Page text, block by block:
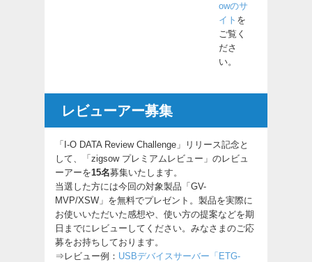
owのサ
イト を
ご覧く
ださ
い。
レビューアー募集
「I-O DATA Review Challenge」リリース記念と
して、「zigsow プレミアムレビュー」のレビュ
ーアーを15名募集いたします。
当選した方には今回の対象製品「GV-
MVP/XSW」を無料でプレゼント。製品を実際に
お使いいただいた感想や、使い方の提案などを期
日までにレビューしてください。みなさまのご応
募をお持ちしております。
⇒レビュー例： USBデバイスサーバー「ETG-